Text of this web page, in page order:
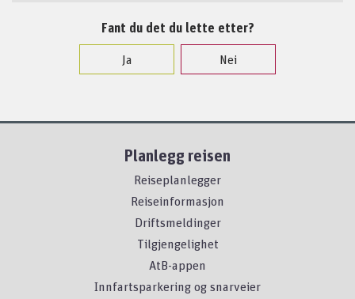
Fant du det du lette etter?
Ja
Nei
Planlegg reisen
Reiseplanlegger
Reiseinformasjon
Driftsmeldinger
Tilgjengelighet
AtB-appen
Innfartsparkering og snarveier